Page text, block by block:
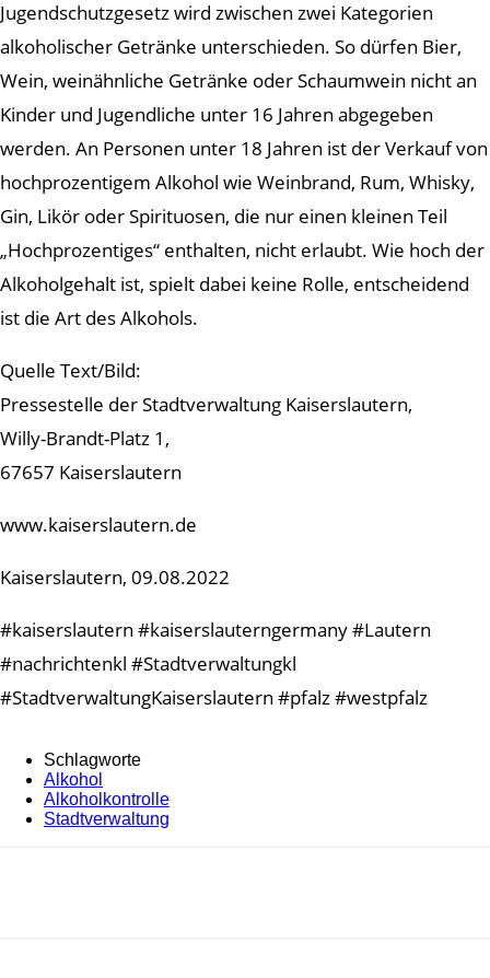
Jugendschutzgesetz wird zwischen zwei Kategorien
alkoholischer Getränke unterschieden. So dürfen Bier,
Wein, weinähnliche Getränke oder Schaumwein nicht an
Kinder und Jugendliche unter 16 Jahren abgegeben
werden. An Personen unter 18 Jahren ist der Verkauf von
hochprozentigem Alkohol wie Weinbrand, Rum, Whisky,
Gin, Likör oder Spirituosen, die nur einen kleinen Teil
„Hochprozentiges“ enthalten, nicht erlaubt. Wie hoch der
Alkoholgehalt ist, spielt dabei keine Rolle, entscheidend
ist die Art des Alkohols.
Quelle Text/Bild:
Pressestelle der Stadtverwaltung Kaiserslautern,
Willy-Brandt-Platz 1,
67657 Kaiserslautern
www.kaiserslautern.de
Kaiserslautern, 09.08.2022
#kaiserslautern #kaiserslauterngermany #Lautern
#nachrichtenkl #Stadtverwaltungkl
#StadtverwaltungKaiserslautern #pfalz #westpfalz
Schlagworte
Alkohol
Alkoholkontrolle
Stadtverwaltung